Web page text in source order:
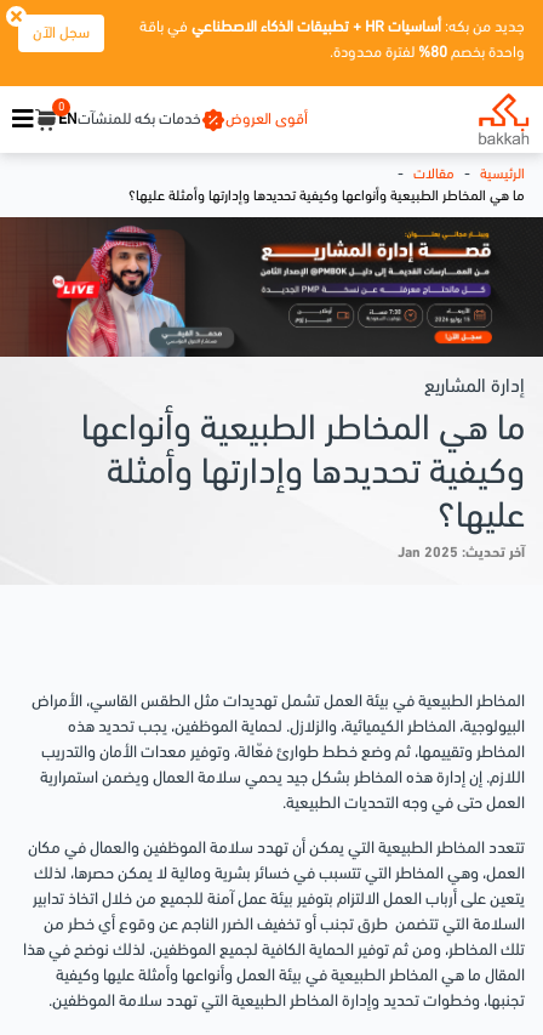
جديد من بكه: أساسيات HR + تطبيقات الذكاء الاصطناعي
في باقة
واحدة بخصم 80% لفترة محدودة.
سجل الآن
أقوى العروض خدمات بكه للمنشآتEN
0
الرئيسية - مقالات -
ما هي المخاطر الطبيعية وأنواعها وكيفية تحديدها وإدارتها وأمثلة عليها؟
إدارة المشاريع
ما هي المخاطر الطبيعية وأنواعها
وكيفية تحديدها وإدارتها وأمثلة
عليها؟
آخر تحديث: Jan 2025
المخاطر الطبيعية في بيئة العمل تشمل تهديدات مثل الطقس القاسي، الأمراض
البيولوجية، المخاطر الكيميائية، والزلازل. لحماية الموظفين، يجب تحديد هذه
المخاطر وتقييمها، ثم وضع خطط طوارئ فعّالة، وتوفير معدات الأمان والتدريب
اللازم. إن إدارة هذه المخاطر بشكل جيد يحمي سلامة العمال ويضمن استمرارية
العمل حتى في وجه التحديات الطبيعية.
تتعدد المخاطر الطبيعية التي يمكن أن تهدد سلامة الموظفين والعمال في مكان
العمل، وهي المخاطر التي تتسبب في خسائر بشرية ومالية لا يمكن حصرها، لذلك
يتعين على أرباب العمل الالتزام بتوفير بيئة عمل آمنة للجميع من خلال اتخاذ تدابير
السلامة التي تتضمن طرق تجنب أو تخفيف الضرر الناجم عن وقوع أي خطر من
تلك المخاطر، ومن ثم توفير الحماية الكافية لجميع الموظفين، لذلك نوضح في هذا
المقال ما هي المخاطر الطبيعية في بيئة العمل وأنواعها وأمثلة عليها وكيفية
تجنبها، وخطوات تحديد وإدارة المخاطر الطبيعية التي تهدد سلامة الموظفين.